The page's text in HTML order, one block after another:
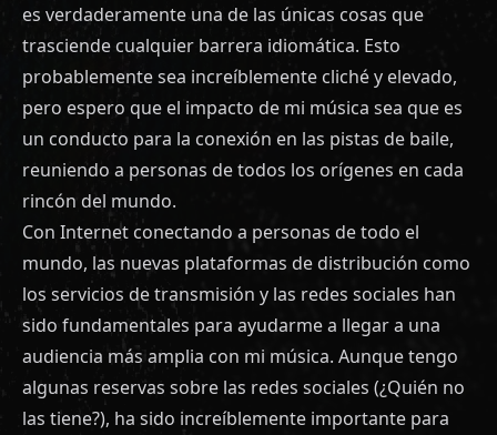
es verdaderamente una de las únicas cosas que
trasciende cualquier barrera idiomática. Esto
probablemente sea increíblemente cliché y elevado,
pero espero que el impacto de mi música sea que es
un conducto para la conexión en las pistas de baile,
reuniendo a personas de todos los orígenes en cada
rincón del mundo.
Con Internet conectando a personas de todo el
mundo, las nuevas plataformas de distribución como
los servicios de transmisión y las redes sociales han
sido fundamentales para ayudarme a llegar a una
audiencia más amplia con mi música. Aunque tengo
algunas reservas sobre las redes sociales (¿Quién no
las tiene?), ha sido increíblemente importante para